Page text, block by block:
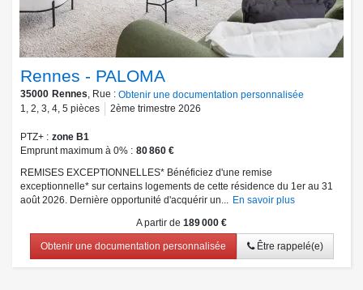
Rennes - PALOMA
35000 Rennes, Rue : Obtenir une documentation personnalisée
1, 2, 3, 4, 5 pièces 2ème trimestre 2026
PTZ+
zone B1
Emprunt maximum à 0%
80 860 €
REMISES EXCEPTIONNELLES* Bénéficiez d'une remise
exceptionnelle* sur certains logements de cette résidence du 1er au 31
août 2026. Dernière opportunité d'acquérir un... En savoir plus
A partir de 189 000 €
Obtenir une documentation personnalisée Être rappelé(e)